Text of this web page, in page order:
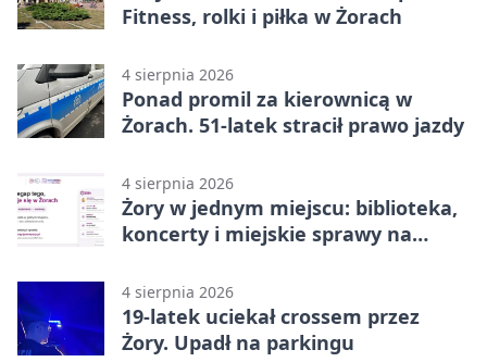
Fitness, rolki i piłka w Żorach
4 sierpnia 2026
Ponad promil za kierownicą w
Żorach. 51-latek stracił prawo jazdy
4 sierpnia 2026
Żory w jednym miejscu: biblioteka,
koncerty i miejskie sprawy na
4 sierpnia 2026
19-latek uciekał crossem przez
Żory. Upadł na parkingu